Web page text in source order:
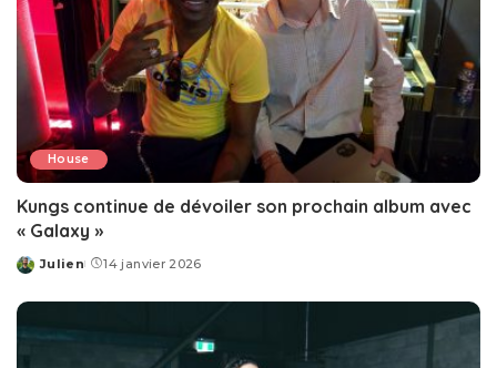
House
Kungs continue de dévoiler son prochain album avec
« Galaxy »
Posted
Julien 14 janvier 2026